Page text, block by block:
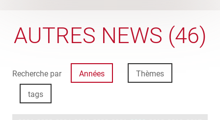
AUTRES NEWS (46)
Recherche par Années Thèmes
tags